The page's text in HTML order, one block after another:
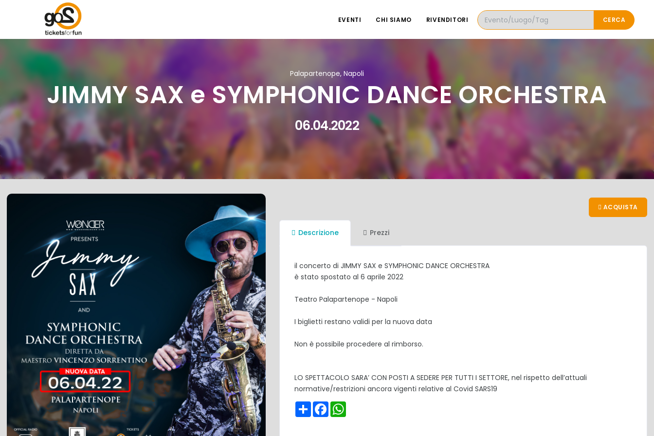
EVENTI CHI SIAMO RIVENDITORI CERCA
Palapartenope, Napoli
JIMMY SAX e SYMPHONIC DANCE ORCHESTRA
06.04.2022
ACQUISTA
Descrizione Prezzi
il concerto di JIMMY SAX e SYMPHONIC DANCE ORCHESTRA
è stato spostato al 6 aprile 2022
Teatro Palapartenope - Napoli
I biglietti restano validi per la nuova data
Non è possibile procedere al rimborso.
LO SPETTACOLO SARA’ CON POSTI A SEDERE PER TUTTI I SETTORE, nel rispetto dell’attuali
normative/restrizioni ancora vigenti relative al Covid SARS19
Share Facebook